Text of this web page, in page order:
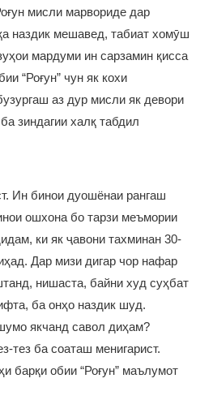
мисли марвориде дар
наздик мешавед, табиат хомӯш
мардуми ин сарзамин қисса
“Роғун” чун як кохи
аз дур мисли як девори
зиндагии халқ табдил
Ин бинои дуошёнаи рангаш
ошхона бо тарзи меъмории
ки як ҷавони тахминан 30-
Дар мизи дигар чор нафар
нишаста, байни худ суҳбат
ба онҳо наздик шуд.
якчанд савол диҳам?
тез ба соаташ менигарист.
барқи обии “Роғун” маълумот